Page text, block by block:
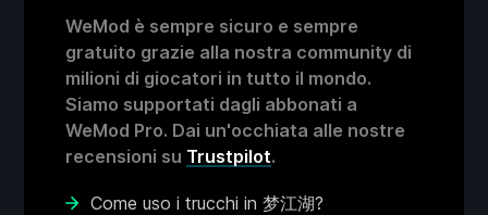
WeMod è sempre sicuro e sempre
gratuito grazie alla nostra community di
milioni di giocatori in tutto il mondo.
Siamo supportati dagli abbonati a
WeMod Pro. Dai un'occhiata alle nostre
recensioni su Trustpilot.
Come uso i trucchi in 梦江湖?